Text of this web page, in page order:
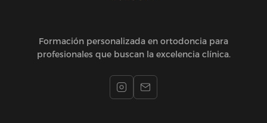
Formación personalizada en ortodoncia para
profesionales que buscan la excelencia clínica.